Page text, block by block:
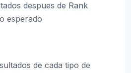
despues de Rank
esperado
de cada tipo de